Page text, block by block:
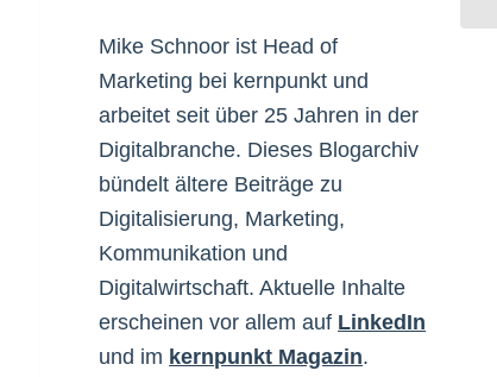
Mike Schnoor ist Head of
Marketing bei kernpunkt und
arbeitet seit über 25 Jahren in der
Digitalbranche. Dieses Blogarchiv
bündelt ältere Beiträge zu
Digitalisierung, Marketing,
Kommunikation und
Digitalwirtschaft. Aktuelle Inhalte
erscheinen vor allem auf LinkedIn
und im kernpunkt Magazin.